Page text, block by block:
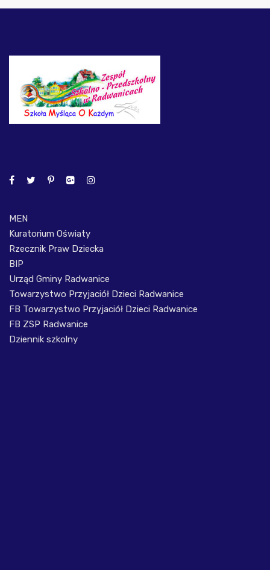
MEN
Kuratorium Oświaty
Rzecznik Praw Dziecka
BIP
Urząd Gminy Radwanice
Towarzystwo Przyjaciół Dzieci Radwanice
FB Towarzystwo Przyjaciół Dzieci Radwanice
FB ZSP Radwanice
Dziennik szkolny